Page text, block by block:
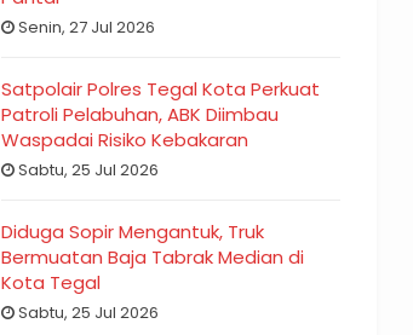
Senin, 27 Jul 2026
Satpolair Polres Tegal Kota Perkuat
Patroli Pelabuhan, ABK Diimbau
Waspadai Risiko Kebakaran
Sabtu, 25 Jul 2026
Diduga Sopir Mengantuk, Truk
Bermuatan Baja Tabrak Median di
Kota Tegal
Sabtu, 25 Jul 2026